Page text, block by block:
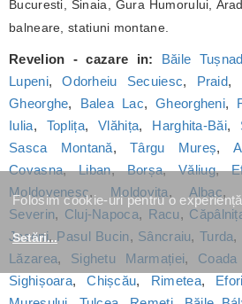
Bucuresti, Sinaia, Gura Humorului,
balneare, statiuni montane.
Revelion - cazare in: Băile Tușnad
Lupeni,Odorheiu Secuiesc, Praid,
Gheorghe, Balea Lac,Gheorgheni,
Iulia, Toplița,Vlăhița, Harghita-Băi,
Sasca Montană,Târgu Mureș,
Covasna,Liban,Borșa,Văliug,
Moldovenesc, Moldovița, Albac,
Severin, Cluj-Napoca, Racu,
Joseni,Pasul Bucin, Sâncraiu, Turda,
Lăzarea, Sighetu Marmației,
Sighișoara,Chișcău, Rimetea,
Folosim cookie-uri pentru o
Setări...